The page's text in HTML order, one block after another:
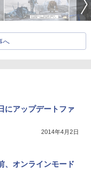
へ
にアップデートファ
2014年4月2日
、オンラインモード